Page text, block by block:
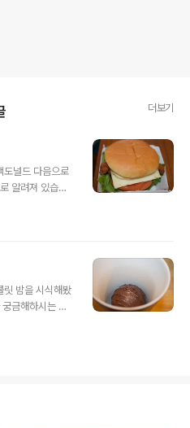
더보기
도널드 다음으로
알려져 있습니
샌드위치 메뉴
퍼스 주변을 둘
에 인기가 많은
일요일은 영업
지요. 이곳의 다
릿 밤을 시식해봤
금해하시는 분
니다. 어떤 맛일
. 뜨거운 우유를
난 음료를 만들